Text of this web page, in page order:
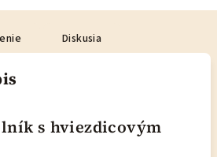
Diskusia
s hviezdicovým